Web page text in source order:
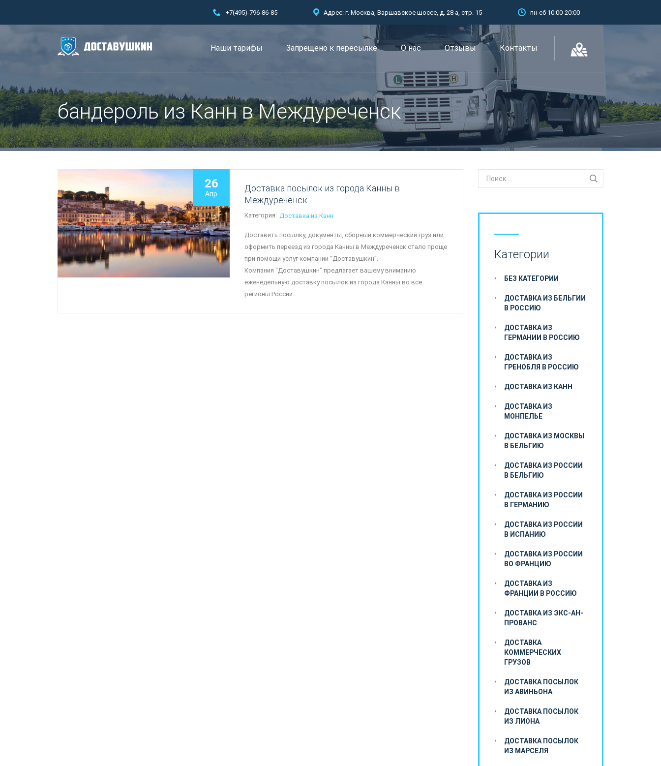
+7(495)-796-86-85 Адрес: г. Москва, Варшавское шоссе, д. 28 а, стр. 15 пн-сб 10:00-20:00
Наши тарифы Запрещено к пересылкe О нас Отзывы Контакты
бандероль из Канн в Междуреченск
26
Апр
Доставка посылок из города Канны в
Междуреченск
Категория: Доставка из Канн
Доставить посылку, документы, сборный коммерческий груз или
оформить переезд из города Канны в Междуреченск стало проще
при помощи услуг компании “Доставушкин”.
Компания “Доставушкин” предлагает вашему вниманию
еженедельную доставку посылок из города Канны во все
регионы России.
Категории
БЕЗ КАТЕГОРИИ
ДОСТАВКА ИЗ БЕЛЬГИИ
В РОССИЮ
ДОСТАВКА ИЗ
ГЕРМАНИИ В РОССИЮ
ДОСТАВКА ИЗ
ГРЕНОБЛЯ В РОССИЮ
ДОСТАВКА ИЗ КАНН
ДОСТАВКА ИЗ
МОНПЕЛЬЕ
ДОСТАВКА ИЗ МОСКВЫ
В БЕЛЬГИЮ
ДОСТАВКА ИЗ РОССИИ
В БЕЛЬГИЮ
ДОСТАВКА ИЗ РОССИИ
В ГЕРМАНИЮ
ДОСТАВКА ИЗ РОССИИ
В ИСПАНИЮ
ДОСТАВКА ИЗ РОССИИ
ВО ФРАНЦИЮ
ДОСТАВКА ИЗ
ФРАНЦИИ В РОССИЮ
ДОСТАВКА ИЗ ЭКС-АН-
ПРОВАНС
ДОСТАВКА
КОММЕРЧЕСКИХ
ГРУЗОВ
ДОСТАВКА ПОСЫЛОК
ИЗ АВИНЬОНА
ДОСТАВКА ПОСЫЛОК
ИЗ ЛИОНА
ДОСТАВКА ПОСЫЛОК
ИЗ МАРСЕЛЯ